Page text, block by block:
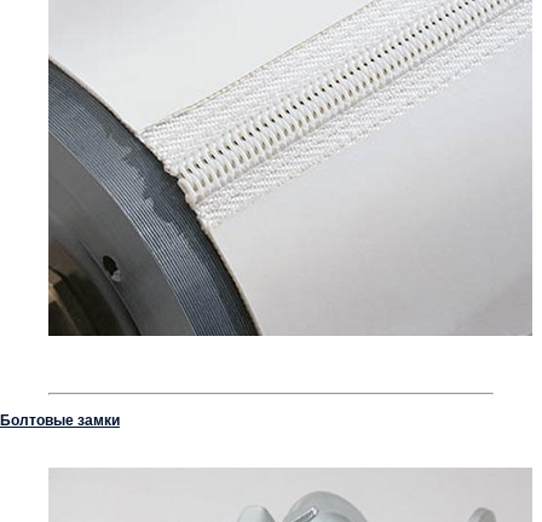
Болтовые замки